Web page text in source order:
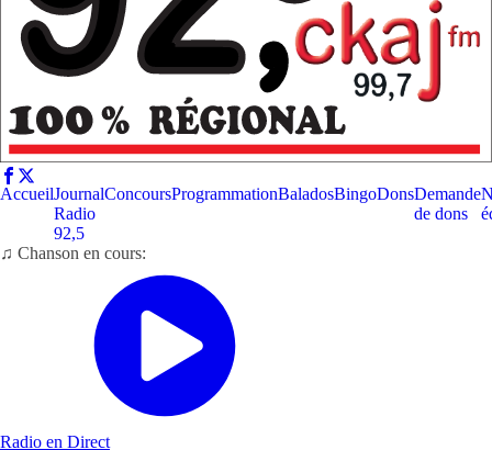
AccueilJournal
Radio
92,5
ConcoursProgrammationBaladosBingoDonsDemande
de dons
♫ Chanson en cours:
Radio en Direct